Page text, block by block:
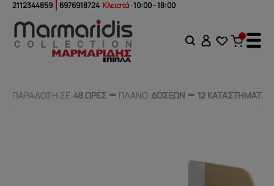
2112344859 6976918724 Κλειστά· 10:00 - 18:00
ΠΑΡΑΔΟΣΗ ΣΕ 48 ΩΡΕΣ ΠΛΑΝΟ ΔΟΣΕΩΝ 12 ΚΑΤΑΣΤΗΜΑΤΑ
ΠΑΡΑΔΟΣΗ ΣΕ 48 ΩΡΕΣ ΠΛΑΝΟ ΔΟΣΕΩΝ 12 ΚΑΤΑΣΤΗΜΑΤΑ